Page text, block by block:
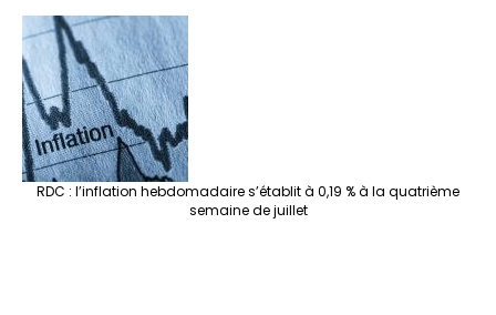
RDC : l’inflation hebdomadaire s’établit à 0,19 % à la quatrième
semaine de juillet